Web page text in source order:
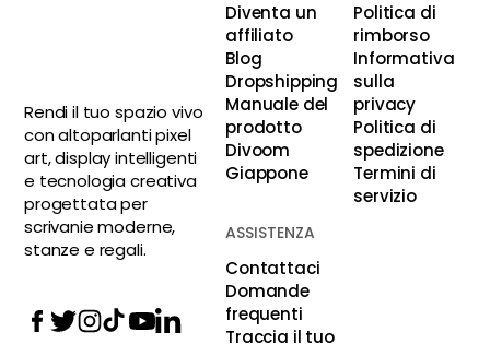
Rendi il tuo spazio vivo
con altoparlanti pixel
art, display intelligenti
e tecnologia creativa
progettata per
scrivanie moderne,
stanze e regali.
Diventa un
affiliato
Blog
Dropshipping
Manuale del
prodotto
Divoom
Giappone
Politica di
rimborso
Informativa
sulla
privacy
Politica di
spedizione
Termini di
servizio
ASSISTENZA
Contattaci
Domande
frequenti
Traccia il tuo